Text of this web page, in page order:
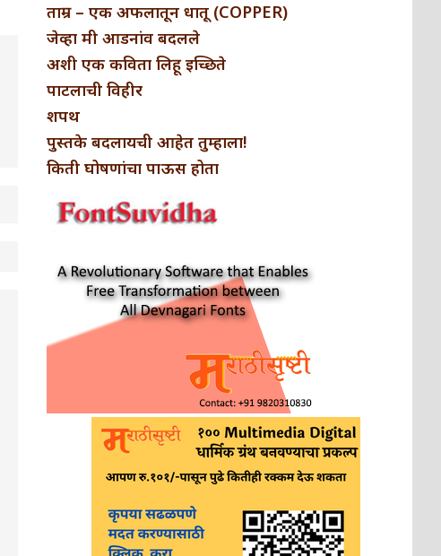
ताम्र – एक अफलातून धातू (COPPER)
जेव्हा मी आडनांव बदलले
अशी एक कविता लिहू इच्छिते
पाटलाची विहीर
शपथ
पुस्तके बदलायची आहेत तुम्हाला!
किती घोषणांचा पाऊस होता